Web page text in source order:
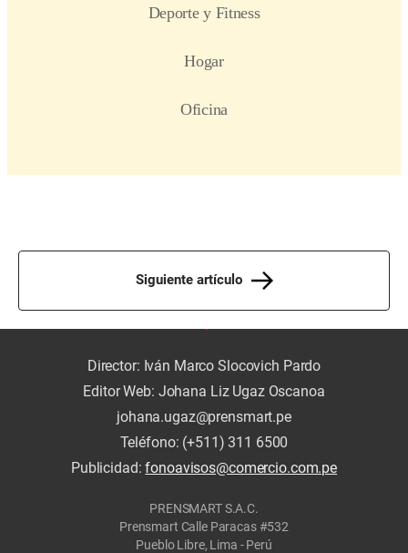
Siguiente artículo
Director: Iván Marco Slocovich Pardo
Editor Web: Johana Liz Ugaz Oscanoa
johana.ugaz@prensmart.pe
Teléfono: (+511) 311 6500
Publicidad:fonoavisos@comercio.com.pe
PRENSMART S.A.C.
Prensmart Calle Paracas #532
Pueblo Libre, Lima - Perú